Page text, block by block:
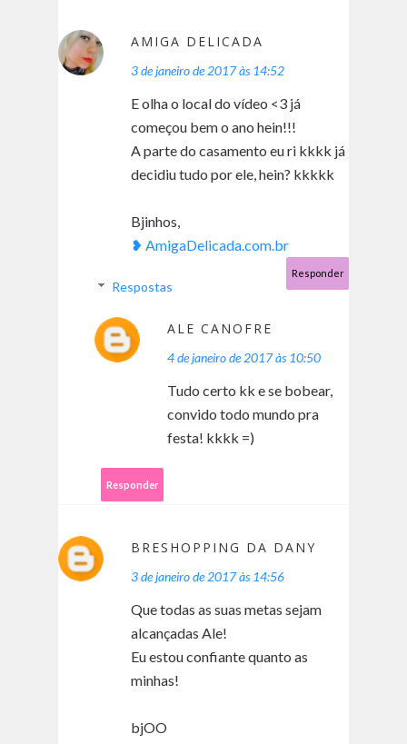
AMIGA DELICADA
3 de janeiro de 2017 às 14:52
E olha o local do vídeo <3 já
começou bem o ano hein!!!
A parte do casamento eu ri kkkk já
decidiu tudo por ele, hein? kkkkk
Bjinhos,
❥ AmigaDelicada.com.br
Responder
Respostas
ALE CANOFRE
4 de janeiro de 2017 às 10:50
Tudo certo kk e se bobear,
convido todo mundo pra
festa! kkkk =)
Responder
BRESHOPPING DA DANY
3 de janeiro de 2017 às 14:56
Que todas as suas metas sejam
alcançadas Ale!
Eu estou confiante quanto as
minhas!
bjOO